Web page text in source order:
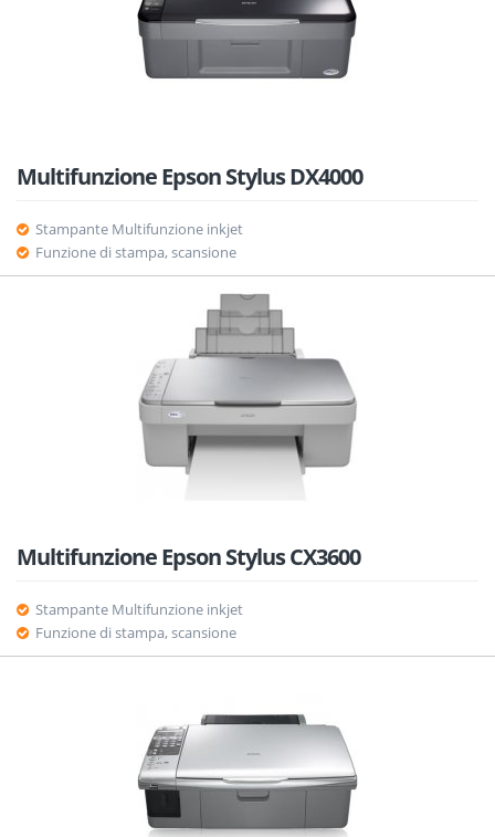
Multifunzione Epson Stylus DX4000
Stampante Multifunzione inkjet
Funzione di stampa, scansione
Multifunzione Epson Stylus CX3600
Stampante Multifunzione inkjet
Funzione di stampa, scansione